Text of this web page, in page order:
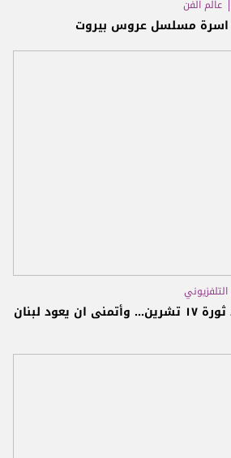
عالم الفن
اسرة مسلسل عروس بيروت
خاص- السا زغيب: أؤيد ثورة ١٧ تشرين... وأتمنى ان يعود لبنان